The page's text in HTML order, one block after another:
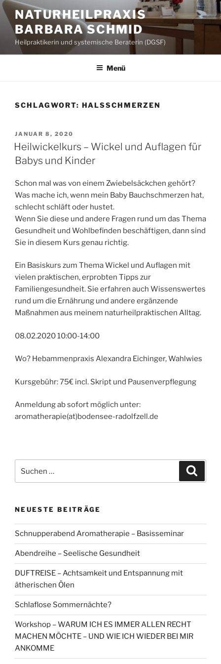
Zum
Inhalt
springen
NATURHEILPRAXIS
BARBARA SCHMID
Heilpraktikerin und systemische Beraterin (DGSF)
Menü
SCHLAGWORT: HALSSCHMERZEN
VERÖFFENTLICHT
AM
JANUAR 8, 2020
Heilwickelkurs – Wickel und Auflagen für
Babys und Kinder
Schon mal was von einem Zwiebelsäckchen gehört?
Was mache ich, wenn mein Baby Bauchschmerzen hat,
schlecht schläft oder hustet.
Wenn Sie diese und andere Fragen rund um das Thema
Gesundheit und Wohlbefinden beschäftigen, dann sind
Sie in diesem Kurs genau richtig.
Ein Basiskurs zum Thema Wickel und Auflagen mit
vielen praktischen, erprobten Tipps zur
Familiengesundheit. Sie erfahren auch Wissenswertes
rund um die Ernährung und andere ergänzende
Maßnahmen aus meinem naturheilpraktischen Alltag.
08.02.2020 10:00-14:00
Wo? Hebammenpraxis Alexandra Eichinger, Wahlwies
Kursgebühr: 75€ incl. Skript und Pausenverpflegung
Anmeldung ab sofort möglich unter:
aromatherapie(at)bodensee-radolfzell.de
nach:
NEUESTE BEITRÄGE
Schnupperabend Aromatherapie – Basisseminar
Abendreihe – Seelische Gesundheit
DUFTREISE – Achtsamkeit und Entspannung mit
ätherischen Ölen
Schlaflose Sommernächte?
Workshop – WARUM ICH ES IMMER ALLEN RECHT
MACHEN MÖCHTE – UND WIE ICH WIEDER BEI MIR
ANKOMME